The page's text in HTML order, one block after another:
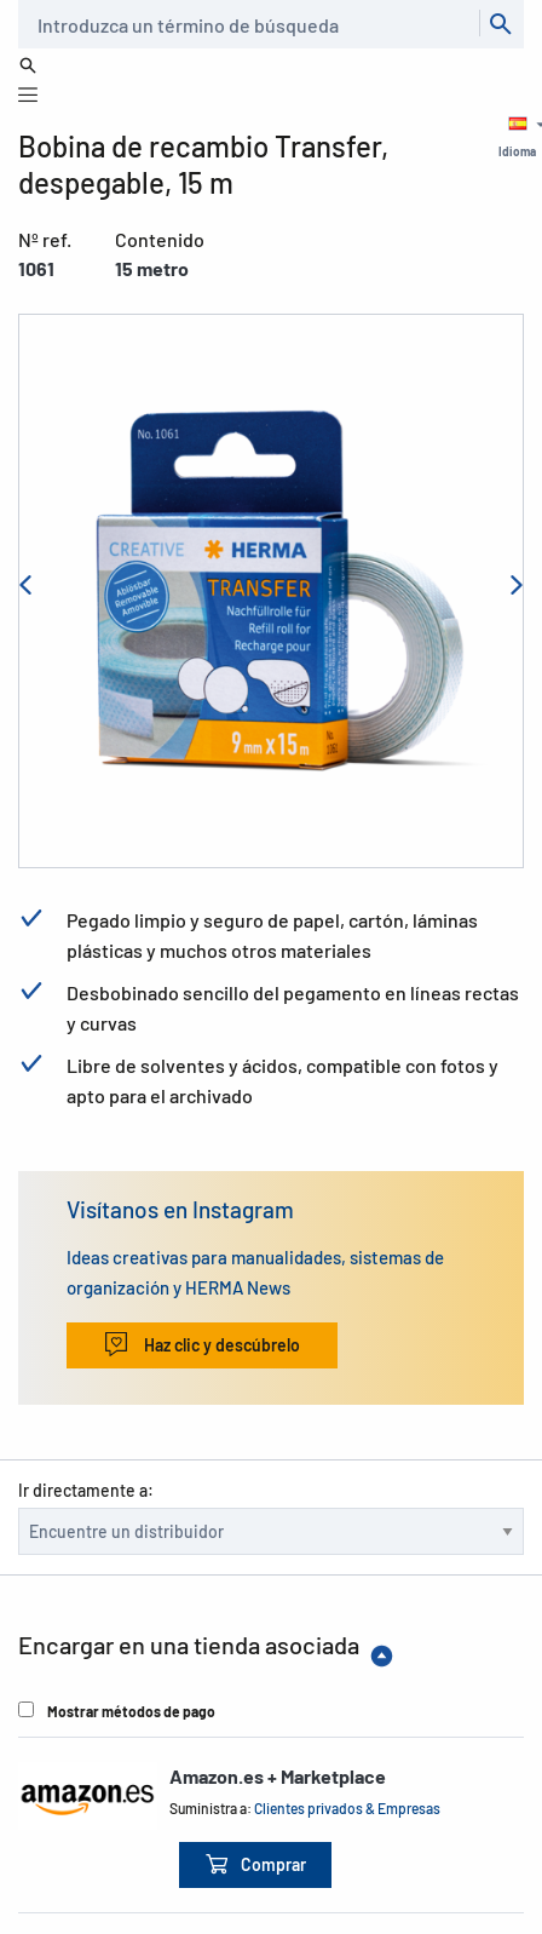
Idioma
Bobina de recambio Transfer,
despegable, 15 m
Nº ref.
1061
Contenido
15 metro
Pegado limpio y seguro de papel, cartón, láminas
plásticas y muchos otros materiales
Desbobinado sencillo del pegamento en líneas rectas
y curvas
Libre de solventes y ácidos, compatible con fotos y
apto para el archivado
Visítanos en Instagram
Ideas creativas para manualidades, sistemas de
organización y HERMA News
Haz clic y descúbrelo
Ir directamente a:
Encargar en una tienda asociada
Mostrar métodos de pago
Amazon.es + Marketplace
Suministra a:Clientes privados & Empresas
Comprar